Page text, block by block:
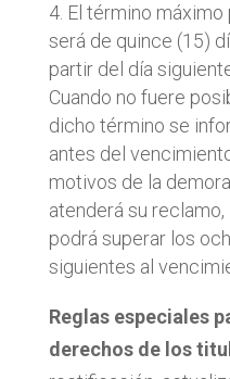
El término
será de quince (15)
partir del día
Cuando no fuere
dicho término se
antes del
motivos de la
atenderá su
podrá superar los
siguientes al
Reglas especiales
derechos de los